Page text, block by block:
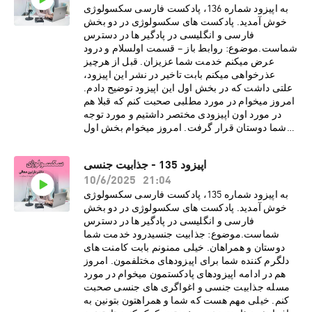
مارا نسبت به کینکی بودن نوع رابطه ای تغییر
دهد· ریشه های کینک های جنسی در
افراد· تفاوت میان فتیش و کینک در
چیست· لزوم داشتن رضایت مشتاقانه از پارتنر
برای انجام کینک و رفتار های جنسیدرباره دکتر نازنین
معالیدکتر نازنین معالی، روانشناس بالینی و
پژوهشگر روابط جنسی، دارای بورد فوق تخصصی در
بیمارستان کایزر هستند. هم اکنون مطب ایشان در
شهر لس آنجلس به صورت ویدیو تراپی، پذیرای
درمان مدد جویان می باشد. دکتر معالی با مطالعات و
تجربیات و دانسته های خود از طریق رسانه های
اجتماعی برای عموم مخاطبین فارسی زبان
هستند.اسپانسر
پادکست:https://www.promescent.com/?
utm_campaign=sex15_promo&utm_medium=p
odcast Go HERE to save 15% off your first
order. سایت انگلیسی پادکست
سکسولوژی:http://www.sexologypodcast.comچ
ک لیست رایگانِ 75 روش برای گرم کردن رابطه
زناشویی:https://zaya.io/z0dvyچک لیست رایگانِ
راهنمایی هایی برای نعوظ
به اپیزود شماره 136، پادکست فارسی سکسولوژی
خوش آمدید. پادکست های سکسولوژی در دو بخش
فارسی و انگلیسی در پادگیر ها در دسترس
شماست.موضوع: روابط باز – قسمت اولسلام و درود
عرض میکنم خدمت شما عزیزان. قبل از هرچیز
عذرخواهی میکنم بابت تاخیر در نشر این اپیزود،
علتی داشت که در بخش اول این اپیزود توضیح دادم.
امروز میخوام در مورد مطلبی صحبت کنم که قبلا هم
در مورد اون اپیزودی مختصر داشتیم و مورد توجه
شما دوستان قرار گرفت. امروز میخوام بخش اول
شود به موارد زیر اشاره کرد:· انواع روابط باز چه
تعریف و چه محدودیتی دارد· این گونه روابط
برای چه افرادی خوب و برای چه افرادی نا مناسب
است· تفاوت روابط باز نوین با چند همسری در
سنت اسلام چیست؟· بررسی احساسات مثبت و
منفی زوجین در روابط باز· بررسی تجربیات
افرادی که در این گونه روابط بوده انددرباره دکتر
نازنین معالیدکتر نازنین معالی، روانشناس بالینی و
پژوهشگر روابط جنسی، دارای بورد فوق تخصصی در
بیمارستان کایزر هستند. هم اکنون مطب ایشان در
شهر لس آنجلس به صورت ویدیو تراپی، پذیرای
اپیزود 135 - جذابیت جنسی
10/6/2025
21:04
به اپیزود شماره 135، پادکست فارسی سکسولوژی
خوش آمدید. پادکست های سکسولوژی در دو بخش
فارسی و انگلیسی در پادگیر ها در دسترس
شماست.موضوع: جذابیت جنسیدرود خدمت شما
دوستان و همراهان. خیلی ممنونم بابت کامنت های
دلگرم کننده شما برای اپیزودهای مختلفمون. امروز
هم در ادامه اپیزودهای پادکستمون میخوام در مورد
مسله جذابیت جنسی و اغواگری های جنسی صحبت
کنم. خیلی مهم هست که شما و همراهتون بتونین به